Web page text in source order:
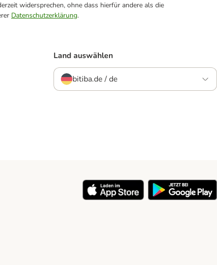
widersprechen, ohne dass hierfür andere als die
Datenschutzerklärung.
Land auswählen
bitiba.de / de